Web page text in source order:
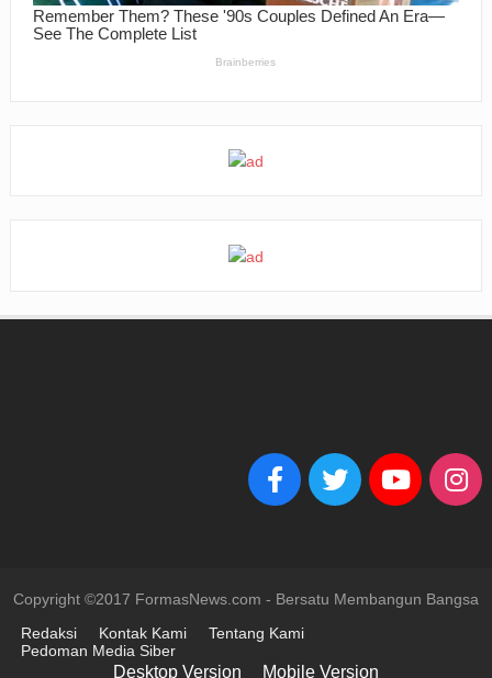
Copyright ©2017 FormasNews.com - Bersatu Membangun Bangsa
Redaksi
Kontak Kami
Tentang Kami
Pedoman Media Siber
Desktop Version Mobile Version